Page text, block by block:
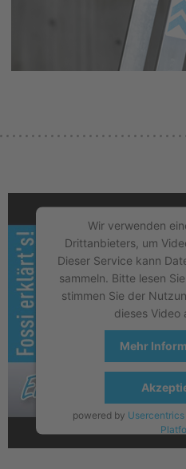
Wir verwenden
Drittanbieters, um
Dieser Service kann
sammeln. Bitte lesen
stimmen Sie der
dieses Video
Mehr
powered by